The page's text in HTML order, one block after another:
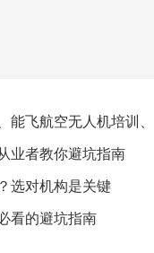
业者教你避坑指南
选对机构是关键
看的避坑指南